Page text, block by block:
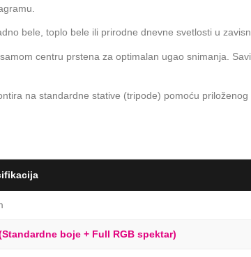
bele, toplo bele ili prirodne dnevne svetlosti u
centru prstena za optimalan ugao snimanja.
na standardne stative (tripode) pomoću
boje + Full RGB spektar)